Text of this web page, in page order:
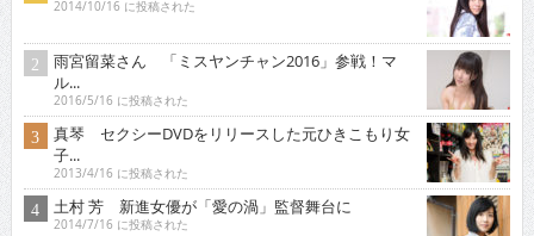
2014/10/16 に投稿された
雨宮留菜さん 「ミスヤンチャン2016」参戦！マ
ル...
2016/5/16 に投稿された
真琴 セクシーDVDをリリースした元ひきこもり女
子...
2013/4/16 に投稿された
土村 芳 新進女優が「愛の渦」監督舞台に
2014/7/16 に投稿された